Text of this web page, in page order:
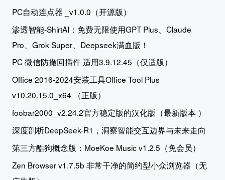
PC自动连点器 _v1.0.0（开源版）
渗透智能-ShirtAI：免费无限使用GPT Plus、Claude
Pro、Grok Super、Deepseek满血版！
PC 微信防撤回插件 适用3.9.12.45（仅适版）
Office 2016-2024安装工具Office Tool Plus
v10.20.15.0_x64 （正版）
foobar2000_v2.24.2官方稳定版的汉化版（最新版本 ）
深度剖析DeepSeek-R1，洞察智能交互边界与未来走向
第三方酷狗概念版：MoeKoe Music v1.2.5（免会员）
Zen Browser v1.7.5b 非常干净的简约型小众浏览器（无